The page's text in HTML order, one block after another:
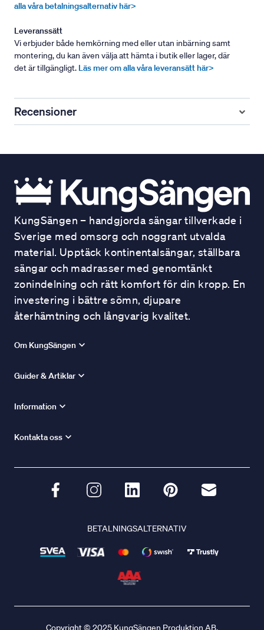
alla våra betalningsalternativ här>
Leveranssätt
Vi erbjuder både hemkörning med eller utan inbärning samt
montering, du kan även välja att hämta i butik eller lager, där
det är tillgängligt. Läs mer om alla våra leveransätt här>
Recensioner
KungSängen – handgjorda sängar tillverkade i
Sverige med omsorg och noggrant utvalda
material. Upptäck kontinentalsängar, ställbara
sängar och madrasser med genomtänkt
zonindelning och rätt komfort för din kropp. En
investering i bättre sömn, djupare
återhämtning och långvarig kvalitet.
Om KungSängen
Guider & Artiklar
Information
Kontakta oss
BETALNINGSALTERNATIV
Copyright © 2025 KungSängen Produktion AB.